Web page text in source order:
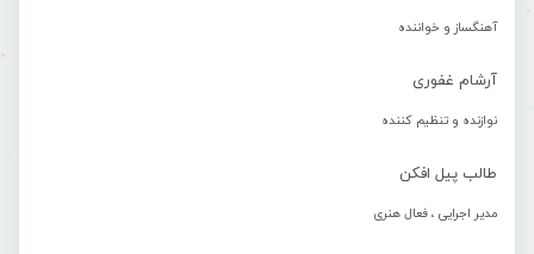
آهنگساز و خواننده
آرشام غفوری
نوازنده و تنظیم کننده
طالب پیل افکن
مدیر اجرایی ، فعال هنری